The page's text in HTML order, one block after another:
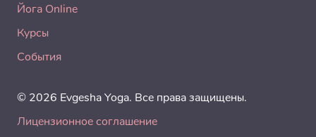
Йога Online
Курсы
События
© 2026 Evgesha Yoga. Все права защищены.
Лицензионное соглашение